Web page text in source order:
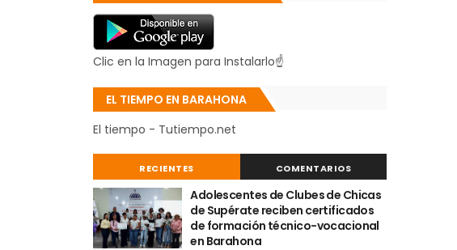
Clic en la Imagen para Instalarlo☝
EL TIEMPO EN BARAHONA
El tiempo - Tutiempo.net
RECIENTES COMENTARIOS
Adolescentes de Clubes de Chicas
de Supérate reciben certificados
de formación técnico-vocacional
en Barahona